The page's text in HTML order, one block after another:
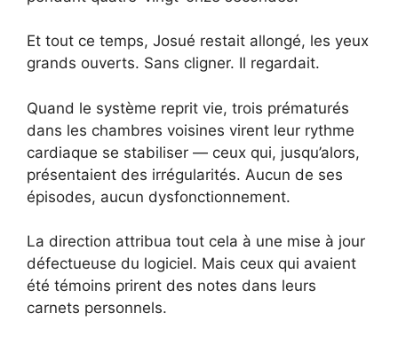
Et tout ce temps, Josué restait allongé, les yeux
grands ouverts. Sans cligner. Il regardait.
Quand le système reprit vie, trois prématurés
dans les chambres voisines virent leur rythme
cardiaque se stabiliser — ceux qui, jusqu’alors,
présentaient des irrégularités. Aucun de ses
épisodes, aucun dysfonctionnement.
La direction attribua tout cela à une mise à jour
défectueuse du logiciel. Mais ceux qui avaient
été témoins prirent des notes dans leurs
carnets personnels.